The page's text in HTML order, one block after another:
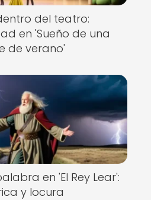
del teatro:
en 'Sueño de una
de verano'
en 'El Rey Lear':
y locura